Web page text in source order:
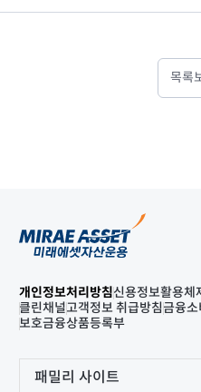
목록
개인정보처리방침신용정보활용체
클린채널고객정보 취급방침금융
보호금융상품등록부
패밀리 사이트